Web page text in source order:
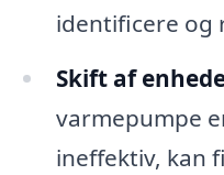
identificere og
Skift af
varmepumpe
ineffektiv, kan